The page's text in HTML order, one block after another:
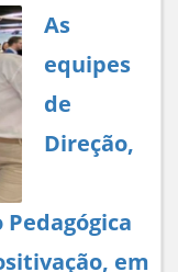
As
equipes
de
Direção,
em